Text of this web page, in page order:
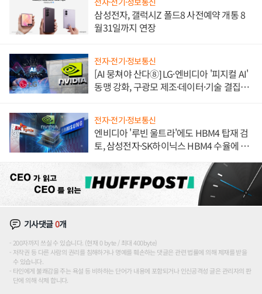
삼성전자, 갤럭시Z 폴드8 사전예약 개통 8
월31일까지 연장
전자·전기·정보통신
[AI 뭉쳐야 산다⑧] LG·엔비디아 '피지컬 AI'
동맹 강화, 구광모 제조·데이터·기술 결집
전자·전기·정보통신
엔비디아 '루빈 울트라'에도 HBM4 탑재 검
토, 삼성전자·SK하이닉스 HBM4 수율에 주
기사댓글0개
200자까지 쓰실 수 있습니다. (현재 0 byte / 최대 400byte)
저작권 등 다른 사람의 권리를 침해하거나 명예를 훼손하는 댓글은 관련 법률에 의해 제재를 받을
수 있습니다.
타인에게 불쾌감을 주는 욕설 등 비하하는 단어가 내용에 포함되거나 인신공격성 글은 관리자의 판
단에 의해 삭제 합니다.